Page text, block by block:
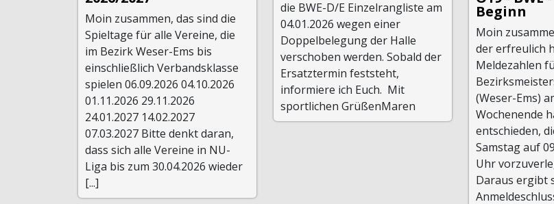
Moin zusammen, das sind die
Spieltage für alle Vereine, die
im Bezirk Weser-Ems bis
einschließlich Verbandsklasse
spielen 06.09.2026 04.10.2026
01.11.2026 29.11.2026
24.01.2027 14.02.2027
07.03.2027 Bitte denkt daran,
dass sich alle Vereine in NU-
Liga bis zum 30.04.2026 wieder
[...]
die BWE-D/E Einzelrangliste am
04.01.2026 wegen einer
Doppelbelegung der Halle
verschoben werden. Sobald der
Ersatztermin feststeht,
informiere ich Euch. Mit
sportlichen GrüßenMaren
Beginn
Moin
der erfreulich
Meldezahlen
(Weser-Ems)
Wochenende
entschieden,
Samstag auf
Uhr
Daraus ergibt